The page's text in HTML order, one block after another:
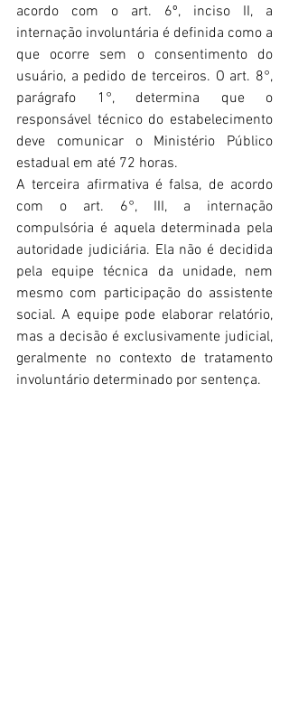
acordo com o art. 6º, inciso II, a
internação involuntária é definida como a
que ocorre sem o consentimento do
usuário, a pedido de terceiros. O art. 8°,
parágrafo 1°, determina que o
responsável técnico do estabelecimento
deve comunicar o Ministério Público
estadual em até 72 horas.
A terceira afirmativa é falsa, de acordo
com o art. 6°, III, a internação
compulsória é aquela determinada pela
autoridade judiciária. Ela não é decidida
pela equipe técnica da unidade, nem
mesmo com participação do assistente
social. A equipe pode elaborar relatório,
mas a decisão é exclusivamente judicial,
geralmente no contexto de tratamento
involuntário determinado por sentença.